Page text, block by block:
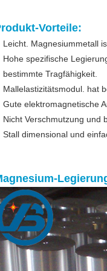
Vorteile:
Leicht. Magnesiummetall
Hohe spezifische
bestimmte Tragfähigkeit.
Mallelastizitätsmodul. hat
Gute elektromagnetische
Nicht Verschmutzung und
Stall dimensional und